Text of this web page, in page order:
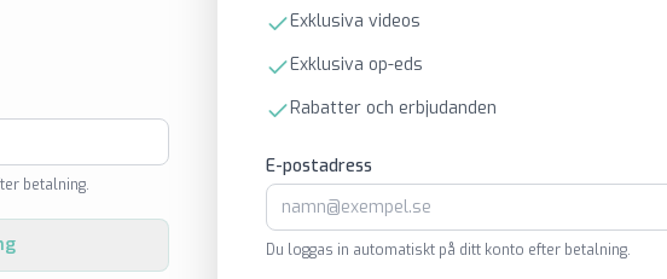
betalning.
Exklusiva videos
Exklusiva op-eds
Rabatter och erbjudanden
E-postadress
Du loggas in automatiskt på ditt konto efter betalning.